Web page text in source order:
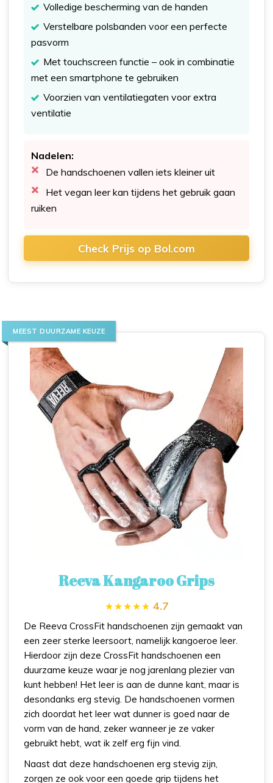
Volledige bescherming van de handen
Verstelbare polsbanden voor een perfecte
pasvorm
Met touchscreen functie – ook in combinatie
met een smartphone te gebruiken
Voorzien van ventilatiegaten voor extra
ventilatie
Nadelen:
De handschoenen vallen iets kleiner uit
Het vegan leer kan tijdens het gebruik gaan
ruiken
Check Prijs op Bol.com
MEEST DUURZAME KEUZE
Reeva Kangaroo Grips
4.7
De Reeva CrossFit handschoenen zijn gemaakt van
een zeer sterke leersoort, namelijk kangoeroe leer.
Hierdoor zijn deze CrossFit handschoenen een
duurzame keuze waar je nog jarenlang plezier van
kunt hebben! Het leer is aan de dunne kant, maar is
desondanks erg stevig. De handschoenen vormen
zich doordat het leer wat dunner is goed naar de
vorm van de hand, zeker wanneer je ze vaker
gebruikt hebt, wat ik zelf erg fijn vind.
Naast dat deze handschoenen erg stevig zijn,
zorgen ze ook voor een goede grip tijdens het